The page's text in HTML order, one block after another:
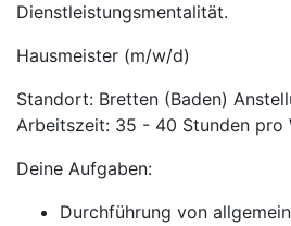
Dienstleistungsmentalität.
Hausmeister (m/w/d)
Standort: Bretten (Baden)
Arbeitszeit: 35 - 40 Stunden pro
Deine Aufgaben:
Durchführung von